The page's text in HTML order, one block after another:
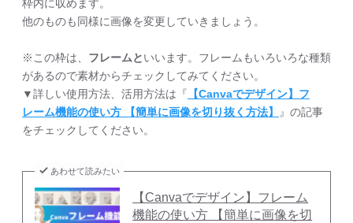
枠内に収めます。
他のものも同様に画像を変更していきましょう。
※この枠は、 フレームといいます。フレームもいろいろな種類
があるので素材からチェックしてみてください。
▼詳しい使用方法、活用方法は『 【Canvaでデザイン】フ
レーム機能の使い方 【簡単に画像を切り抜く方法】
』の記事
をチェックしてください。
あわせて読みたい
【Canvaでデザイン】フレーム
機能の使い方 【簡単に画像を切